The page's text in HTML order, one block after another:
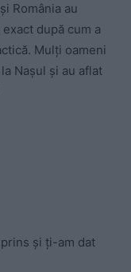
România au
după cum a
Mulți oameni
Nașul și au aflat
și ți-am dat